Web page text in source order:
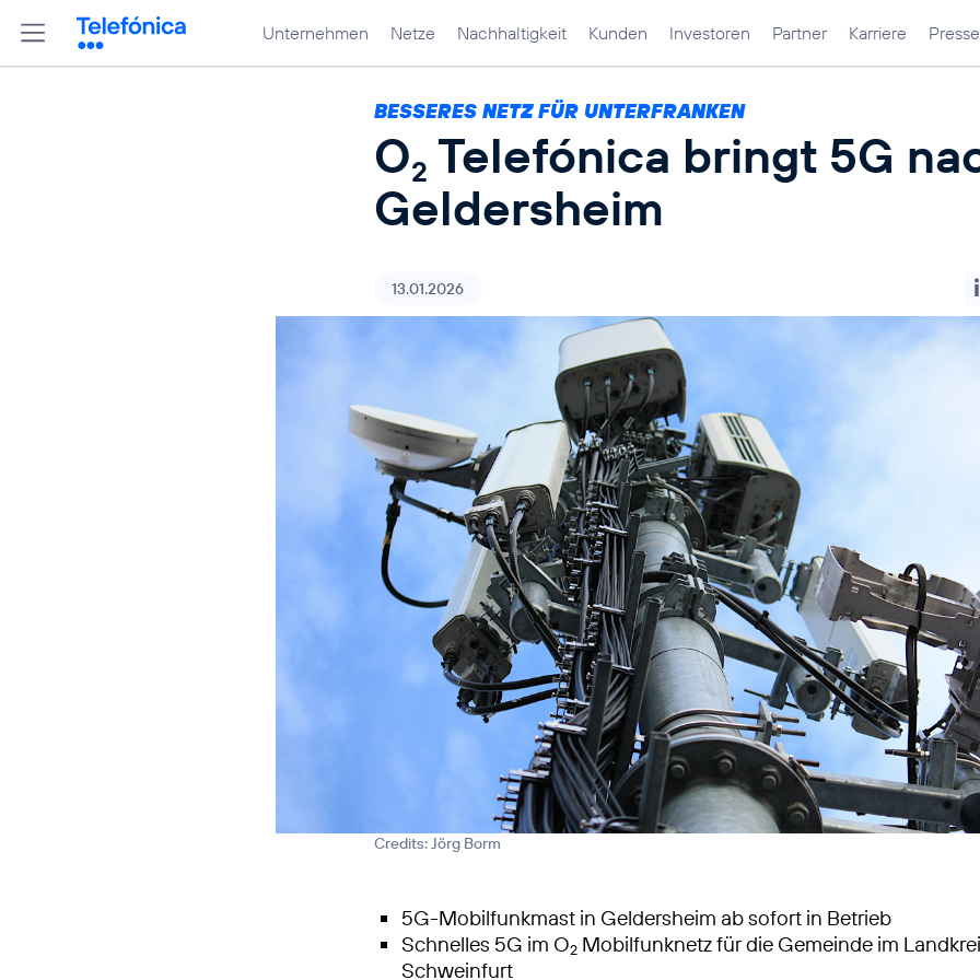
Unternehmen Netze Nachhaltigkeit Kunden Investoren Partner Karriere Presse
BESSERES NETZ FÜR UNTERFRANKEN
O2 Telefónica bringt 5G
Geldersheim
13.01.2026
Credits: Jörg Borm
5G-Mobilfunkmast in Geldersheim ab sofort in Betrieb
Schnelles 5G im O2 Mobilfunknetz für die Gemeinde im
Schweinfurt